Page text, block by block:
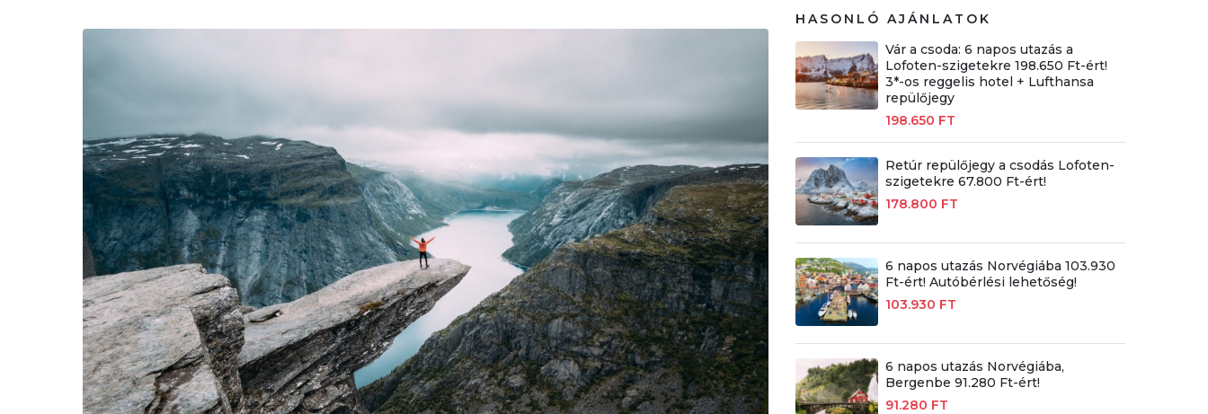
HASONLÓ AJÁNLATOK
Vár a csoda: 6 napos utazás a
Lofoten-szigetekre 198.650 Ft-ért!
3*-os reggelis hotel + Lufthansa
repülőjegy
198.650 FT
Retúr repülőjegy a csodás Lofoten-
szigetekre 67.800 Ft-ért!
178.800 FT
6 napos utazás Norvégiába 103.930
Ft-ért! Autóbérlési lehetőség!
103.930 FT
6 napos utazás Norvégiába,
Bergenbe 91.280 Ft-ért!
91.280 FT